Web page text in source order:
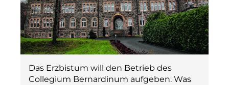
Das ­Erzbistum will den Betrieb des
Collegium Bernardinum aufgeben. Was